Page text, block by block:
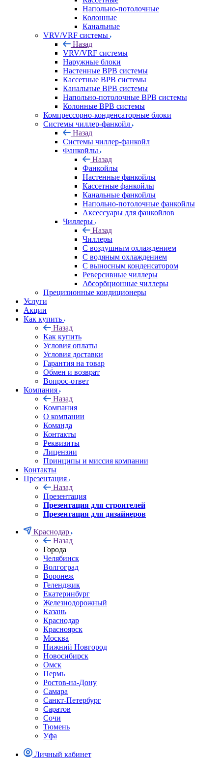
Напольно-потолочные
Колонные
Канальные
VRV/VRF системы
Назад
VRV/VRF системы
Наружные блоки
Настенные ВРВ системы
Кассетные ВРВ системы
Канальные ВРВ системы
Напольно-потолочные ВРВ системы
Колонные ВРВ системы
Компрессорно-конденсаторные блоки
Системы чиллер-фанкойл
Назад
Системы чиллер-фанкойл
Фанкойлы
Назад
Фанкойлы
Настенные фанкойлы
Кассетные фанкойлы
Канальные фанкойлы
Напольно-потолочные фанкойлы
Аксессуары для фанкойлов
Чиллеры
Назад
Чиллеры
С воздушным охлаждением
С водяным охлаждением
С выносным конденсатором
Реверсивные чиллеры
Абсорбционные чиллеры
Прецизионные кондиционеры
Услуги
Акции
Как купить
Назад
Как купить
Условия оплаты
Условия доставки
Гарантия на товар
Обмен и возврат
Вопрос-ответ
Компания
Назад
Компания
О компании
Команда
Контакты
Реквизиты
Лицензии
Принципы и миссия компании
Контакты
Презентация
Назад
Презентация
Презентация для строителей
Презентация для дизайнеров
Краснодар
Назад
Города
Челябинск
Волгоград
Воронеж
Геленджик
Екатеринбург
Железнодорожный
Казань
Краснодар
Красноярск
Москва
Нижний Новгород
Новосибирск
Омск
Пермь
Ростов-на-Дону
Самара
Санкт-Петербург
Саратов
Сочи
Тюмень
Уфа
Личный кабинет